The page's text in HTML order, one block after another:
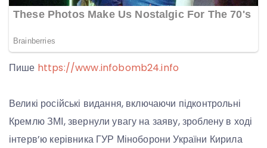
Пише https://www.infobomb24.info
Великі російські видання, включаючи підконтрольні
Кремлю ЗМІ, звернули увагу на заяву, зроблену в ході
інтерв’ю керівника ГУР Міноборони України Кирила